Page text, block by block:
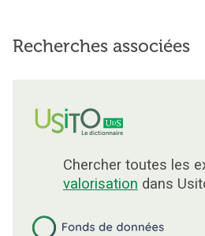
Recherches associées
Chercher toutes les
valorisation dans